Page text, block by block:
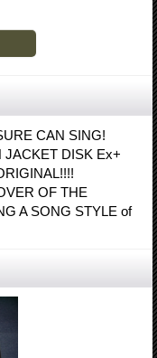
CAN SING!
DISK Ex+
OF THE
A SONG STYLE of